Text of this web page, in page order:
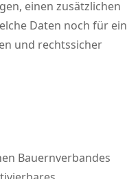
einen zusätzlichen
Daten noch für ein
und rechtssicher
Bauernverbandes